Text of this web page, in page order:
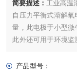
简要描述： 工业高温
自压力平衡式溶解
量，此电极于小型微
此外还可用于环境
产品型号：